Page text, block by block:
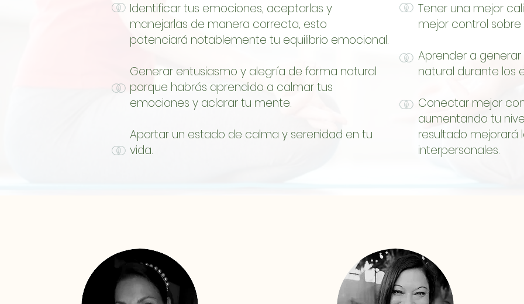
Identificar tus emociones, aceptarlas y
manejarlas de manera correcta, esto
potenciará notablemente tu equilibrio emocional.
Generar entusiasmo y alegría de forma natural
porque habrás aprendido a calmar tus
emociones y aclarar tu mente.
Aportar un estado de calma y serenidad en tu
vida.
Tener una mejor
mejor control
Aprender a
natural durante los
Conectar mejor
aumentando tu
resultado mejorará
interpersonales.